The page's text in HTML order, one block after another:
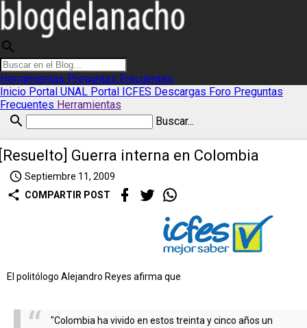
search
Herramientas Preguntas Frecuentes
Inicio Portal UNAL Portal ICFES Descargas Foro Preguntas
Frecuentes Herramientas
search Buscar...
Guerra interna en Colombia
access_time Septiembre 11, 2009
share COMPARTIR POST
El politólogo Alejandro Reyes afirma que
"Colombia ha vivido en estos treinta y cinco años un